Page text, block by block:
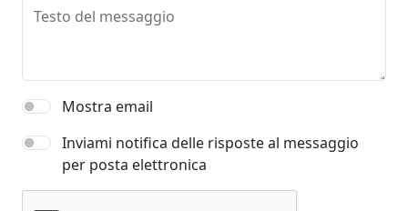
Testo del messaggio
Mostra email
Inviami notifica delle risposte al messaggio
per posta elettronica